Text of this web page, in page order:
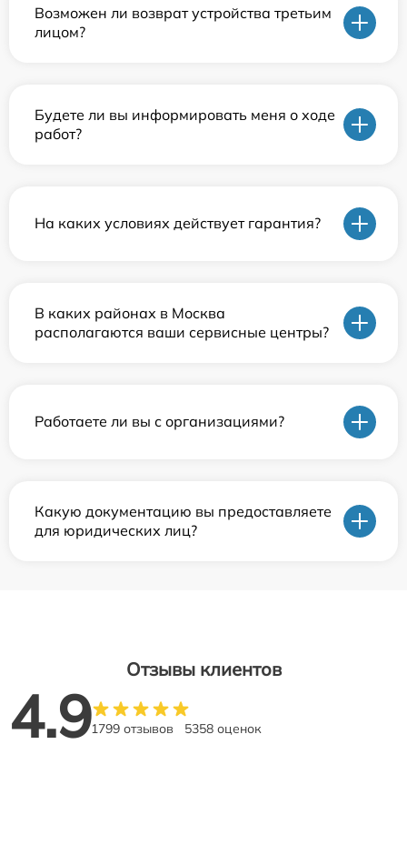
Возможен ли возврат устройства третьим
лицом?
Будете ли вы информировать меня о ходе
работ?
На каких условиях действует гарантия?
В каких районах в Москва
располагаются ваши сервисные центры?
Работаете ли вы с организациями?
Какую документацию вы предоставляете
для юридических лиц?
Отзывы клиентов
4.91799 отзывов 5358 оценок